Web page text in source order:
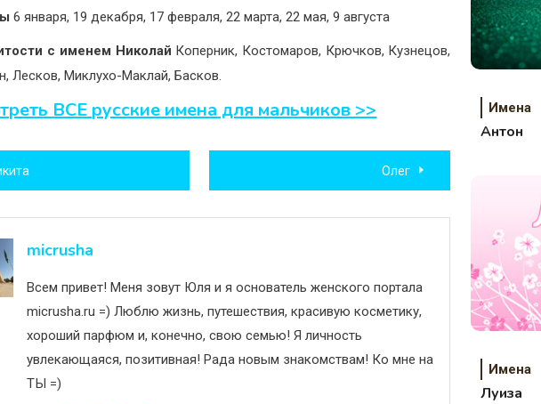
6 января, 19 декабря, 17 февраля, 22 марта, 22 мая, 9 августа
с именем Николай Коперник, Костомаров, Крючков, Кузнецов,
Лесков, Миклухо-Маклай, Басков.
ВСЕ русские имена для мальчиков >>
Олег
micrusha
Всем привет! Меня зовут Юля и я основатель женского портала
micrusha.ru =) Люблю жизнь, путешествия, красивую косметику,
хороший парфюм и, конечно, свою семью! Я личность
увлекающаяся, позитивная! Рада новым знакомствам! Ко мне на
ТЫ =)
Имена
Антон
Имена
Луиза